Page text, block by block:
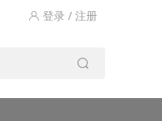
登录 / 注册